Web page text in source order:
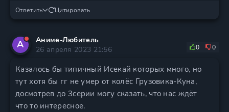
Ответить Цитировать
А
Аниме-Любитель
26 апреля 2023 21:56
0 0
Казалось бы типичный Исекай которых много, но
тут хотя бы гг не умер от колёс Грузовика-Куна,
досмотрев до 3серии могу сказать, что нас ждёт
что то интересное.